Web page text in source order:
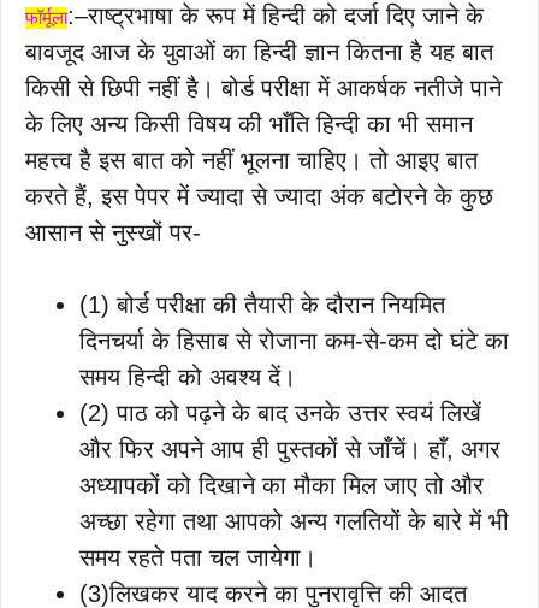
फॉर्मूला:–राष्ट्रभाषा के रूप में हिन्दी को दर्जा दिए जाने के
बावजूद आज के युवाओं का हिन्दी ज्ञान कितना है यह बात
किसी से छिपी नहीं है। बोर्ड परीक्षा में आकर्षक नतीजे पाने
के लिए अन्य किसी विषय की भाँति हिन्दी का भी समान
महत्त्व है इस बात को नहीं भूलना चाहिए। तो आइए बात
करते हैं, इस पेपर में ज्यादा से ज्यादा अंक बटोरने के कुछ
आसान से नुस्खों पर-
(1) बोर्ड परीक्षा की तैयारी के दौरान नियमित
दिनचर्या के हिसाब से रोजाना कम-से-कम दो घंटे का
समय हिन्दी को अवश्य दें।
(2) पाठ को पढ़ने के बाद उनके उत्तर स्वयं लिखें
और फिर अपने आप ही पुस्तकों से जाँचें। हाँ, अगर
अध्यापकों को दिखाने का मौका मिल जाए तो और
अच्छा रहेगा तथा आपको अन्य गलतियों के बारे में भी
समय रहते पता चल जायेगा।
(3)लिखकर याद करने का पुनरावृत्ति की आदत